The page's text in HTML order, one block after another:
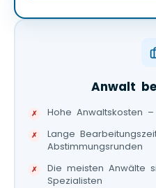
Anwalt
Hohe Anwaltskosten
Lange
Abstimmungsrunden
Die meisten Anwälte
Spezialisten